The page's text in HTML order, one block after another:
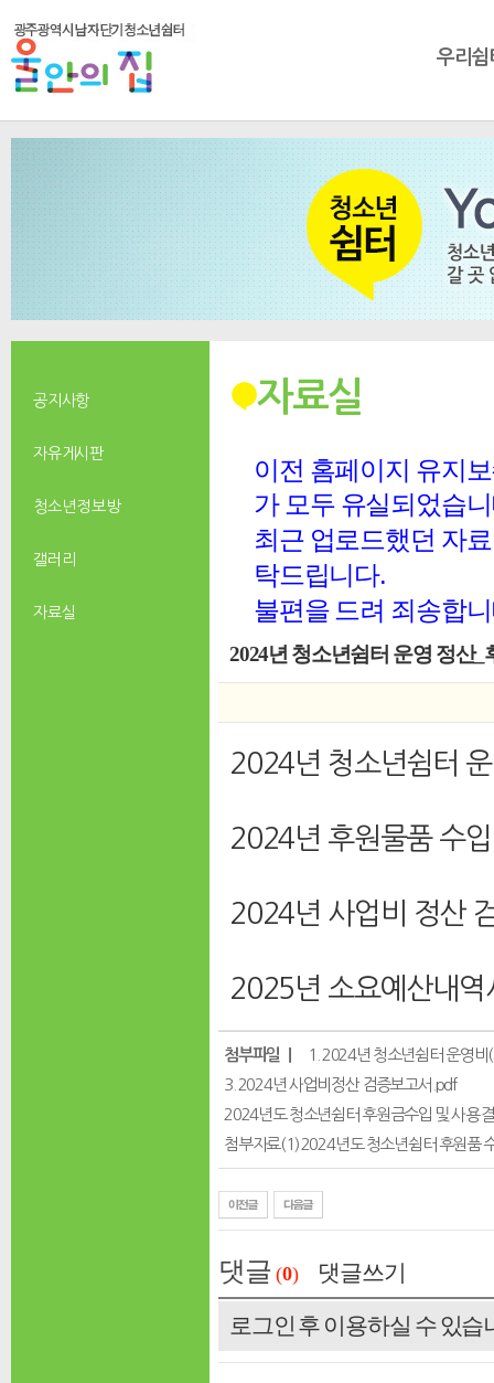
우리쉼
공지사항
자유게시판
청소년 정보방
갤러리
자료실
자료실
이전 홈페이지 유지
가 모두 유실되었습
최근 업로드했던 자
탁드립니다.
불편을 드려 죄송합
2024년 청소년쉼터 운영 정산
2024년 청소년쉼터
2024년 후원물품 수
2024년 사업비 정산
2025년 소요예산내역
첨부파일 ｜
1. 2024년 청소년쉼터 운영
3. 2024년 사업비정산 검증보고서.pdf
2024년도 청소년쉼터 후원금수입 및 사용
첨부자료(1) 2024년도 청소년쉼터 후원품
댓글(0)
댓글쓰기
로그인 후 이용하실 수 있